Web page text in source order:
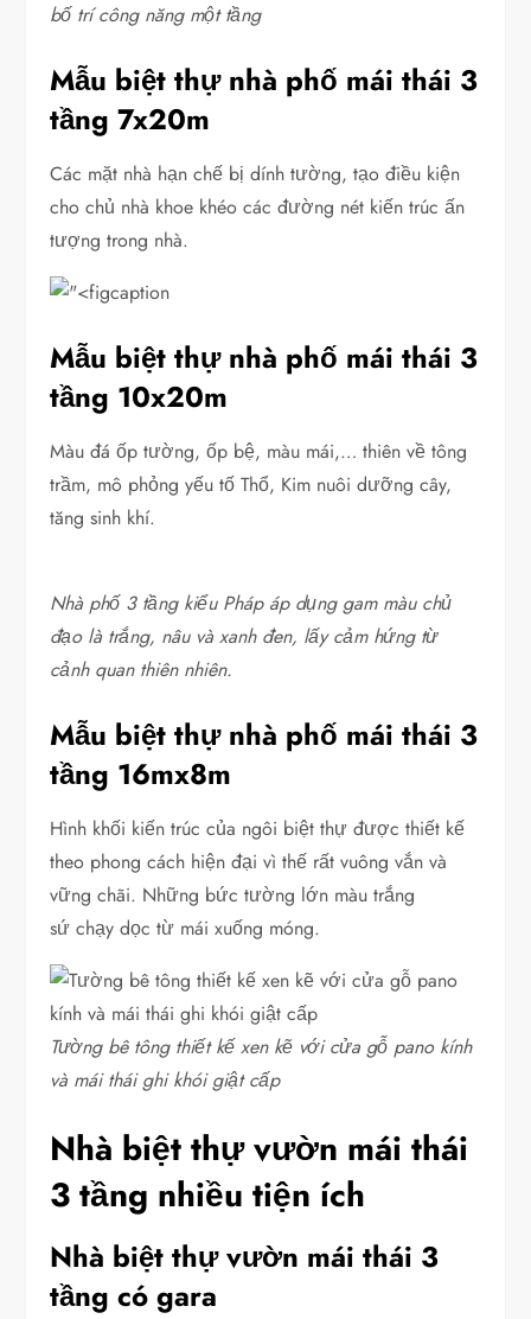
bố trí công năng một tầng
Mẫu biệt thự nhà phố mái thái 3
tầng 7x20m
Các mặt nhà hạn chế bị dính tường, tạo điều kiện
cho chủ nhà khoe khéo các đường nét kiến trúc ấn
tượng trong nhà.
Mẫu biệt thự nhà phố mái thái 3
tầng 10x20m
Màu đá ốp tường, ốp bệ, màu mái,… thiên về tông
trầm, mô phỏng yếu tố Thổ, Kim nuôi dưỡng cây,
tăng sinh khí.
Nhà phố 3 tầng kiểu Pháp áp dụng gam màu chủ
đạo là trắng, nâu và xanh đen, lấy cảm hứng từ
cảnh quan thiên nhiên.
Mẫu biệt thự nhà phố mái thái 3
tầng 16mx8m
Hình khối kiến trúc của ngôi biệt thự được thiết kế
theo phong cách hiện đại vì thế rất vuông vắn và
vững chãi. Những bức tường lớn màu trắng
sứ chạy dọc từ mái xuống móng.
Tường bê tông thiết kế xen kẽ với cửa gỗ pano kính
và mái thái ghi khói giật cấp
Nhà biệt thự vườn mái thái
3 tầng nhiều tiện ích
Nhà biệt thự vườn mái thái 3
tầng có gara